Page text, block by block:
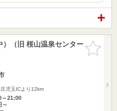
お気に入
りに追加
（旧 桜山温泉センター
児玉ICより12km
～21:00
～